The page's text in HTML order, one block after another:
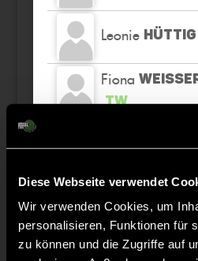
Diese Webseite verwendet
Wir verwenden Cookies, um
personalisieren, Funktionen für
zu können und die Zugriffe auf
Leonie HÜTTIG
Fiona
TW
Elena STANG
K